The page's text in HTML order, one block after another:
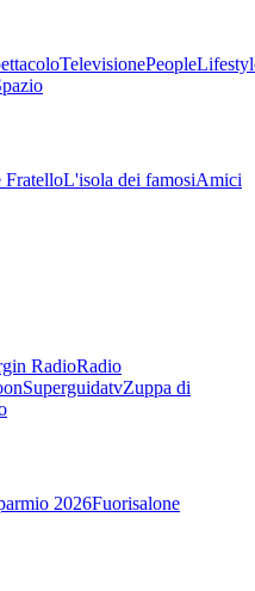
TelevisionePeople
FratelloL'isola dei famosiAmici
RadioRadio
SuperguidatvZuppa di
2026Fuorisalone